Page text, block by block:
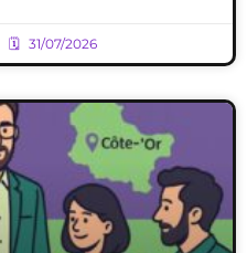
31/07/2026